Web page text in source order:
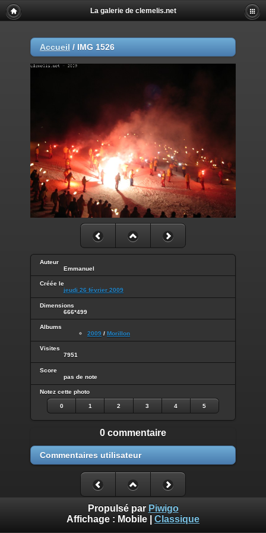
La galerie de clemelis.net
Accueil / IMG 1526
Auteur
Emmanuel
Créée le
jeudi 26 février 2009
Dimensions
666*499
Albums
2009 / Morillon
Visites
7951
Score
pas de note
Notez cette photo
0 1 2 3 4 5
0 commentaire
Commentaires utilisateur
Propulsé par Piwigo
Affichage : Mobile Classique